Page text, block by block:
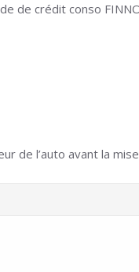
de crédit conso
de l’auto avant la